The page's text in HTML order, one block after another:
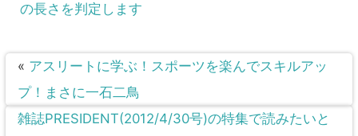
の長さを判定します
« アスリートに学ぶ！スポーツを楽んでスキルアッ
プ！まさに一石二鳥
雑誌PRESIDENT(2012/4/30号)の特集で読みたいと